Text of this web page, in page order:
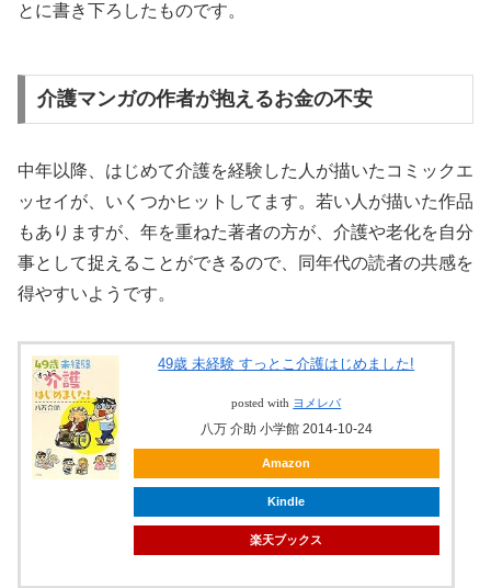
とに書き下ろしたものです。
介護マンガの作者が抱えるお金の不安
中年以降、はじめて介護を経験した人が描いたコミックエ
ッセイが、いくつかヒットしてます。若い人が描いた作品
もありますが、年を重ねた著者の方が、介護や老化を自分
事として捉えることができるので、同年代の読者の共感を
得やすいようです。
49歳 未経験 すっとこ介護はじめました!
posted with ヨメレバ
八万 介助 小学館 2014-10-24
Amazon
Kindle
楽天ブックス